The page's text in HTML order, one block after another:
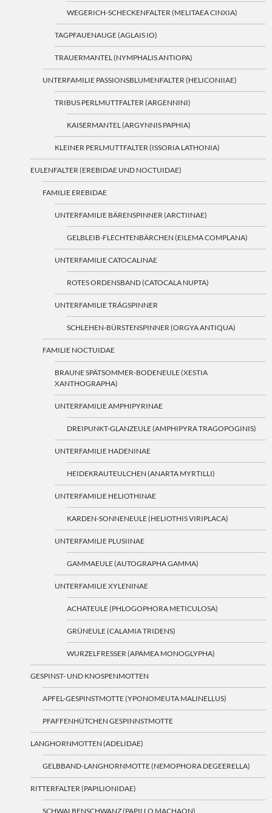
WEGERICH-SCHECKENFALTER (MELITAEA CINXIA)
TAGPFAUENAUGE (AGLAIS IO)
TRAUERMANTEL (NYMPHALIS ANTIOPA)
UNTERFAMILIE PASSIONSBLUMENFALTER (HELICONIIAE)
TRIBUS PERLMUTTFALTER (ARGENNINI)
KAISERMANTEL (ARGYNNIS PAPHIA)
KLEINER PERLMUTTFALTER (ISSORIA LATHONIA)
EULENFALTER (EREBIDAE UND NOCTUIDAE)
FAMILIE EREBIDAE
UNTERFAMILIE BÄRENSPINNER (ARCTIINAE)
GELBLEIB-FLECHTENBÄRCHEN (EILEMA COMPLANA)
UNTERFAMILIE CATOCALINAE
ROTES ORDENSBAND (CATOCALA NUPTA)
UNTERFAMILIE TRÄGSPINNER
SCHLEHEN-BÜRSTENSPINNER (ORGYA ANTIQUA)
FAMILIE NOCTUIDAE
BRAUNE SPÄTSOMMER-BODENEULE (XESTIA
XANTHOGRAPHA)
UNTERFAMILIE AMPHIPYRINAE
DREIPUNKT-GLANZEULE (AMPHIPYRA TRAGOPOGINIS)
UNTERFAMILIE HADENINAE
HEIDEKRAUTEULCHEN (ANARTA MYRTILLI)
UNTERFAMILIE HELIOTHINAE
KARDEN-SONNENEULE (HELIOTHIS VIRIPLACA)
UNTERFAMILIE PLUSIINAE
GAMMAEULE (AUTOGRAPHA GAMMA)
UNTERFAMILIE XYLENINAE
ACHATEULE (PHLOGOPHORA METICULOSA)
GRÜNEULE (CALAMIA TRIDENS)
WURZELFRESSER (APAMEA MONOGLYPHA)
GESPINST- UND KNOSPENMOTTEN
APFEL-GESPINSTMOTTE (YPONOMEUTA MALINELLUS)
PFAFFENHÜTCHEN GESPINNSTMOTTE
LANGHORNMOTTEN (ADELIDAE)
GELBBAND-LANGHORNMOTTE (NEMOPHORA DEGEERELLA)
RITTERFALTER (PAPILIONIDAE)
SCHWALBENSCHWANZ (PAPILLO MACHAON)